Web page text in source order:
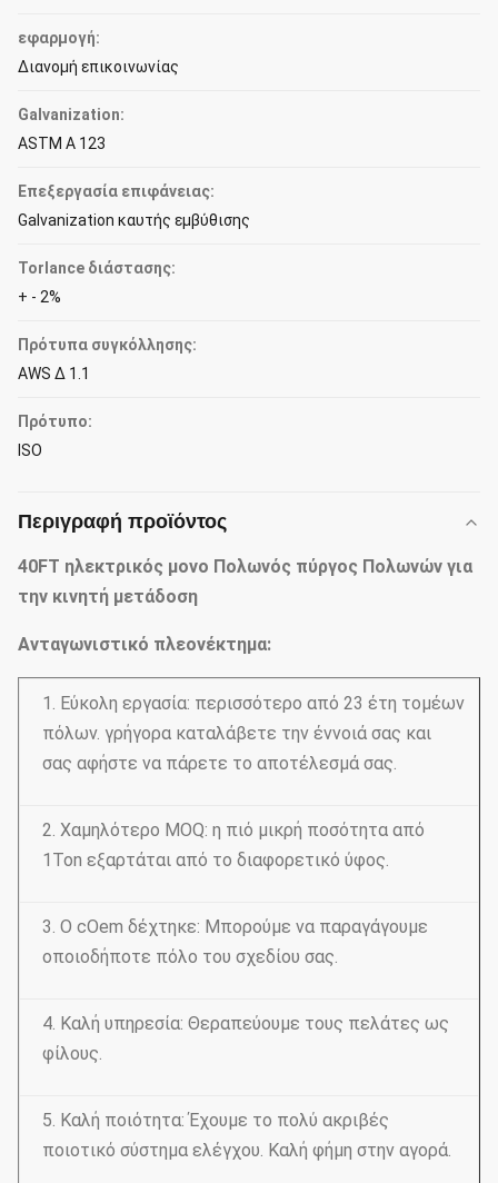
εφαρμογή:
Διανομή επικοινωνίας
Galvanization:
ASTM Α 123
Επεξεργασία επιφάνειας:
Galvanization καυτής εμβύθισης
Torlance διάστασης:
+ - 2%
Πρότυπα συγκόλλησης:
AWS Δ 1.1
Πρότυπο:
ISO
Περιγραφή προϊόντος
40FT ηλεκτρικός μονο Πολωνός πύργος Πολωνών για
την κινητή μετάδοση
Ανταγωνιστικό πλεονέκτημα:
1. Εύκολη εργασία: περισσότερο από 23 έτη τομέων
πόλων. γρήγορα καταλάβετε την έννοιά σας και
σας αφήστε να πάρετε το αποτέλεσμά σας.
2. Χαμηλότερο MOQ: η πιό μικρή ποσότητα από
1Ton εξαρτάται από το διαφορετικό ύφος.
3. Ο cOem δέχτηκε: Μπορούμε να παραγάγουμε
οποιοδήποτε πόλο του σχεδίου σας.
4. Καλή υπηρεσία: Θεραπεύουμε τους πελάτες ως
φίλους.
5. Καλή ποιότητα: Έχουμε το πολύ ακριβές
ποιοτικό σύστημα ελέγχου. Καλή φήμη στην αγορά.